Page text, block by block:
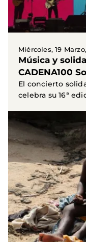
Miércoles, 19
Música y
CADENA100
El concierto
celebra su 16ª